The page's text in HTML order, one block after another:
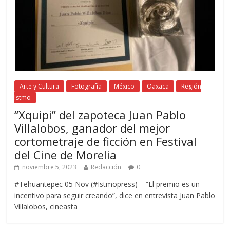
Arte y Cultura Fotografía México Oaxaca
Región
Istmo
“Xquipi” del zapoteca Juan Pablo
Villalobos, ganador del mejor
cortometraje de ficción en Festival
del Cine de Morelia
noviembre 5, 2023 Redacción 0
#Tehuantepec 05 Nov (#Istmopress) – “El premio es un
incentivo para seguir creando”, dice en entrevista Juan Pablo
Villalobos, cineasta